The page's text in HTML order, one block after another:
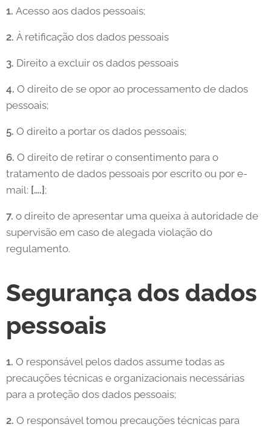
1. Acesso aos dados pessoais;
2. À retificação dos dados pessoais
3. Direito a excluir os dados pessoais
4. O direito de se opor ao processamento de dados
pessoais;
5. O direito a portar os dados pessoais;
6. O direito de retirar o consentimento para o
tratamento de dados pessoais por escrito ou por e-
mail: [….] ;
7. o direito de apresentar uma queixa à autoridade de
supervisão em caso de alegada violação do
regulamento.
Segurança dos dados
pessoais
1. O responsável pelos dados assume todas as
precauções técnicas e organizacionais necessárias
para a proteção dos dados pessoais;
2. O responsável tomou precauções técnicas para